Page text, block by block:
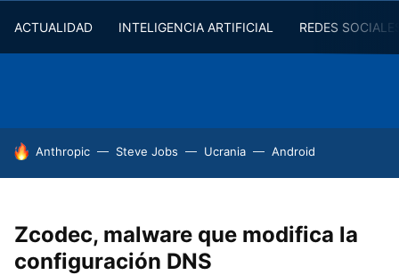
ACTUALIDAD INTELIGENCIA ARTIFICIAL REDES
HOY SE HABLA DE
Anthropic Steve Jobs Ucrania Android
Zcodec, malware que modifica la
configuración DNS